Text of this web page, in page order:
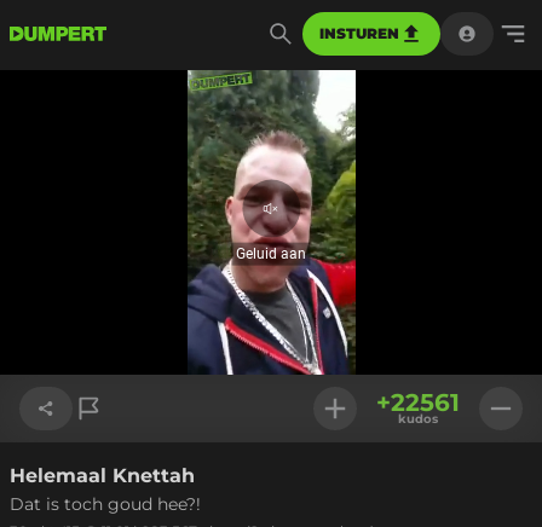
INSTUREN
Geluid
aan
Geluid aan
Geladen
100.00%
Link kopiëren
+22561
kudos
Helemaal Knettah
Dat is toch goud hee?!